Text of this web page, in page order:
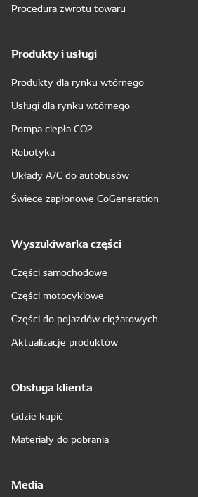
Procedura zwrotu towaru
Produkty i usługi
Produkty dla rynku wtórnego
Usługi dla rynku wtórnego
Pompa ciepła CO2
Robotyka
Układy A/C do autobusów
Świece zapłonowe CoGeneration
Wyszukiwarka części
Części samochodowe
Części motocyklowe
Części do pojazdów ciężarowych
Aktualizacje produktów
Obsługa klienta
Gdzie kupić
Materiały do pobrania
Media